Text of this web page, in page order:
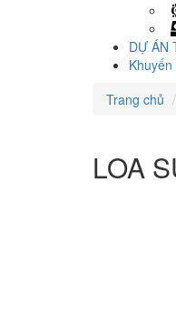
DỰ ÁN
Trang chủ
LOA